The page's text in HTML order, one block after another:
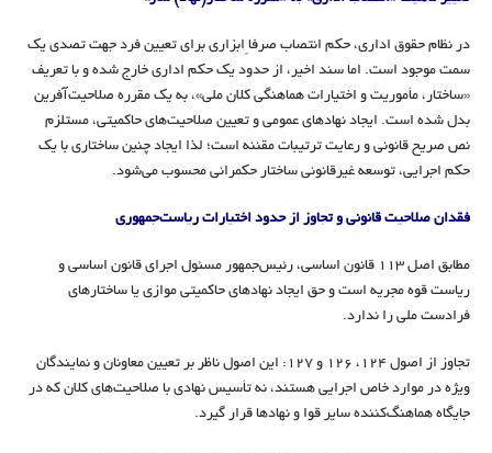
در نظام حقوق اداری، حکم انتصاب صرفاً ابزاری برای تعیین فرد جهت تصدی یک
سمت موجود است. اما سند اخیر، از حدود یک حکم اداری خارج شده و با تعریف
«ساختار، مأموریت و اختیارات هماهنگی کلان ملی»، به یک مقرره صلاحیت‌آفرین
بدل شده است. ایجاد نهادهای عمومی و تعیین صلاحیت‌های حاکمیتی، مستلزم
نص صریح قانونی و رعایت ترتیبات مقننه است؛ لذا ایجاد چنین ساختاری با یک
حکم اجرایی، توسعه غیرقانونی ساختار حکمرانی محسوب می‌شود.
فقدان صلاحیت قانونی و تجاوز از حدود اختیارات ریاست‌جمهوری
مطابق اصل ۱۱۳ قانون اساسی، رئیس‌جمهور مسئول اجرای قانون اساسی و
ریاست قوه مجریه است و حق ایجاد نهادهای حاکمیتی موازی یا ساختارهای
فرادست ملی را ندارد.
تجاوز از اصول ۱۲۴، ۱۲۶ و ۱۲۷: این اصول ناظر بر تعیین معاونان و نمایندگان
ویژه در موارد خاص اجرایی هستند، نه تأسیس نهادی با صلاحیت‌های کلان که در
جایگاه هماهنگ‌کننده سایر قوا و نهادها قرار گیرد.